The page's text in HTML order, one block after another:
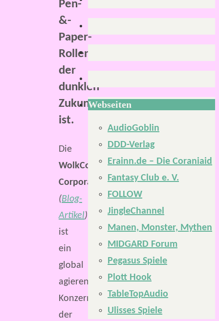
Pen-
&-
Paper-
Rollenspiel
der
dunklen
Zukunft
ist.
Die
WolkColium
Corporation
(Blog-
Artikel)
ist
ein
global
agierender
Konzern,
der
Webseiten
AudioGoblin
DDD-Verlag
Erainn.de – Die Coraniaid
Fantasy Club e. V.
FOLLOW
JingleChannel
Manen, Monster, Mythen
MIDGARD Forum
Pegasus Spiele
Plott Hook
TableTopAudio
Ulisses Spiele